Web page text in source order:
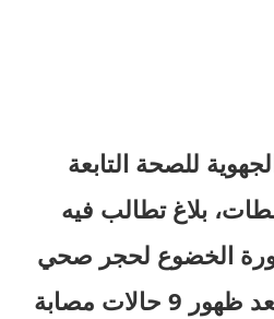
للصحة التابعة
بلاغ تطالب فيه
الخضوع لحجر صحي
لمدة أسبوع كامل، بعد ظهور 9 حالات مصابة